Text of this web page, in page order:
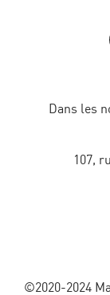
Dans les
107,
©2020-2024